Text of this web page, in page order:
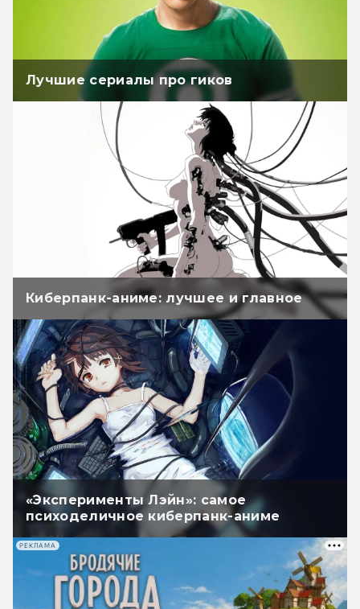
Лучшие сериалы про гиков
Киберпанк-аниме: лучшее и главное
«Эксперименты Лэйн»: самое
психоделичное киберпанк-аниме
РЕКЛАМА